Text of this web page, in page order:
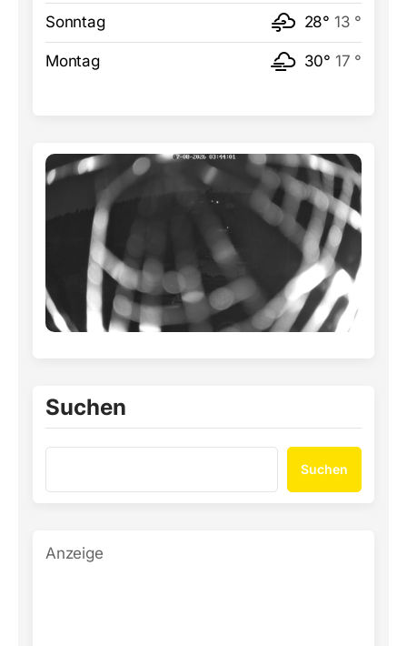
Sonntag 28° 13 °
Montag 30° 17 °
Suchen
Suchen
Anzeige